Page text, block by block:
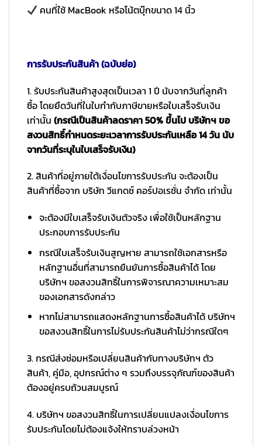
คนที่ใช้ MacBook หรือโน้ตบุ๊กขนาด 14 นิ้ว
การรับประกันสินค้า (ฉบับย่อ)
1. รับประกันสินค้าสูงสุดเป็นเวลา 1 ปี นับจากวันที่ลูกค้า
ซื้อ โดยยึดวันที่ในใบกำกับภาษีขายหรือใบเสร็จรับเงิน
เท่านั้น (กรณีเป็นสินค้าลดราคา 50% ขึ้นไป บริษัทฯ ขอ
สงวนสิทธิ์กำหนดระยะเวลาการรับประกันเหลือ 14 วัน นับ
จากวันที่ระบุในใบเสร็จรับเงิน)
2. สินค้าที่อยู่ภายใต้เงื่อนไขการรับประกัน จะต้องเป็น
สินค้าที่ซื้อจาก บริษัท วีแกดซ์ คอร์ปอเรชั่น จำกัด เท่านั้น
จะต้องมีใบเสร็จรับเงินตัวจริง เพื่อใช้เป็นหลักฐาน
ประกอบการรับประกัน
กรณีใบเสร็จรับเงินสูญหาย สามารถใช้เอกสารหรือ
หลักฐานอื่นที่สามารถยืนยันการซื้อสินค้าได้ โดย
บริษัทฯ ขอสงวนสิทธิ์ในการพิจารณาความเหมาะสม
ของเอกสารดังกล่าว
หากไม่สามารถแสดงหลักฐานการซื้อสินค้าได้ บริษัทฯ
ขอสงวนสิทธิ์ในการไม่รับประกันสินค้าไม่ว่ากรณีใดๆ
3. กรณีส่งซ่อมหรือเปลี่ยนสินค้ากับทางบริษัทฯ ตัว
สินค้า, คู่มือ, อุปกรณ์ต่าง ๆ รวมถึงบรรจุภัณฑ์ของสินค้า
ต้องอยู่ครบถ้วนสมบูรณ์
4. บริษัทฯ ขอสงวนสิทธิ์ในการเปลี่ยนแปลงเงื่อนไขการ
รับประกันโดยไม่ต้องแจ้งให้ทราบล่วงหน้า